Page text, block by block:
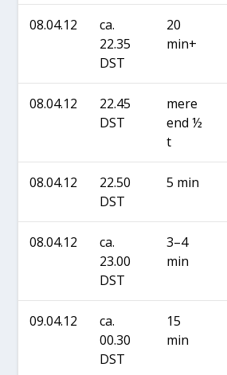
08.04.12
ca.
22.35
DST
20
min+
08.04.12
22.45
DST
mere
end ½
t
08.04.12
22.50
DST
5 min
08.04.12
ca.
23.00
DST
3–4
min
09.04.12
ca.
00.30
DST
15
min